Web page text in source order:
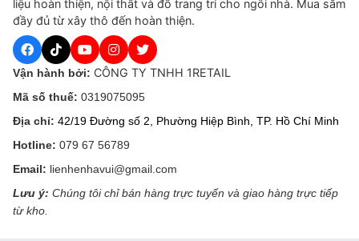
liệu hoàn thiện, nội thất và đồ trang trí cho ngôi nhà. Mua sắm
đầy đủ từ xây thô đến hoàn thiện.
Vận hành bởi: CÔNG TY TNHH 1RETAIL
Mã số thuế: 0319075095
Địa chỉ: 42/19 Đường số 2, Phường Hiệp Bình, TP. Hồ Chí Minh
Hotline: 079 67 56789
Email: lienhenhavui@gmail.com
Lưu ý: Chúng tôi chỉ bán hàng trực tuyến và giao hàng trực tiếp
từ kho.